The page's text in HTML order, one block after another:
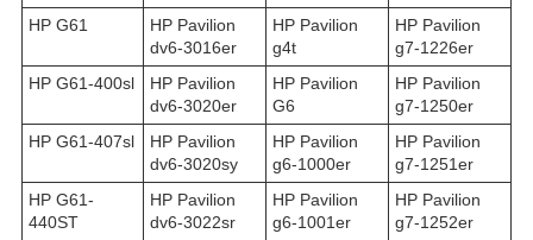
HP G61
HP Pavilion
dv6-3016er
HP Pavilion
g4t
HP Pavilion
g7-1226er
HP G61-400sl
HP Pavilion
dv6-3020er
HP Pavilion
G6
HP Pavilion
g7-1250er
HP G61-407sl
HP Pavilion
dv6-3020sy
HP Pavilion
g6-1000er
HP Pavilion
g7-1251er
HP G61-
440ST
HP Pavilion
dv6-3022sr
HP Pavilion
g6-1001er
HP Pavilion
g7-1252er